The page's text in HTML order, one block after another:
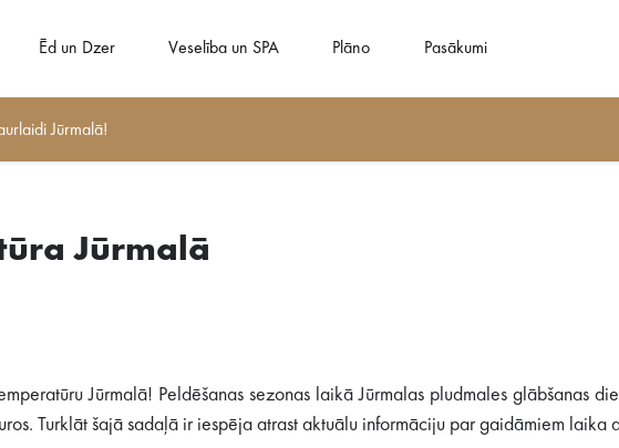
Ēd un Dzer Veselība un SPA Plāno Pasākumi
Jūrmalā!
Jūrmalā
Jūrmalā! Peldēšanas sezonas laikā Jūrmalas pludmales glābšanas
Turklāt šajā sadaļā ir iespēja atrast aktuālu informāciju par gaidāmiem